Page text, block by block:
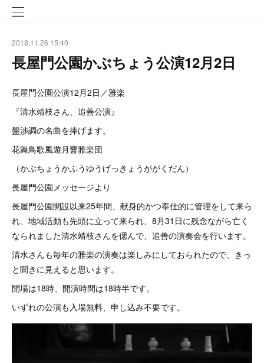
2018.11.26 15:40
長屋門公園かぶちょう公演12月2日
長屋門公園公演12月2日／雅楽
『清水靖枝さん、追善公演』
盤渉調の名曲を捧げます。
花舞鳥歌風遊月響雅楽団
（かぶちょうかふうゆうげっきょうががくだん）
長屋門公園メッセージより
長屋門公園開設以来25年間、献身的かつ奉仕的に管理をして来ら
れ、地域活動も先頭に立って来られ、8月31日に残念ながら亡く
なられました清水靖枝さんを偲んで、追善の演奏会を行います。
清水さんも毎年の雅楽の演奏は楽しみにしておられたので、きっ
と聞きに見えると思います。
開場は18時、開演時間は18時半です。
いずれの公演も入場無料、申し込み不要です。